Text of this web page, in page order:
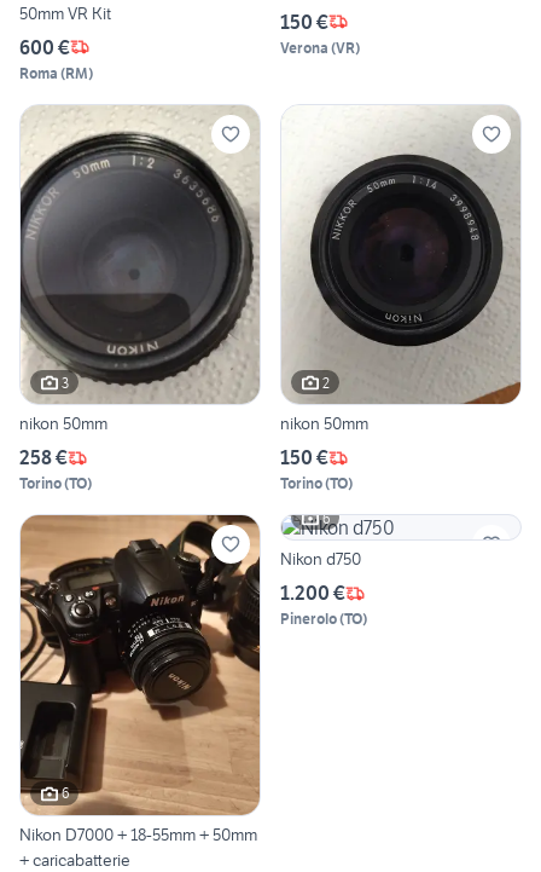
50mm VR Kit
600 €
Roma (RM)
150 €
Verona (VR)
3
nikon 50mm
258 €
Torino(TO)
2
nikon 50mm
150 €
Torino(TO)
6
Nikon D7000 + 18-55mm + 50mm
+ caricabatterie
6
Nikon d750
1.200 €
Pinerolo(TO)